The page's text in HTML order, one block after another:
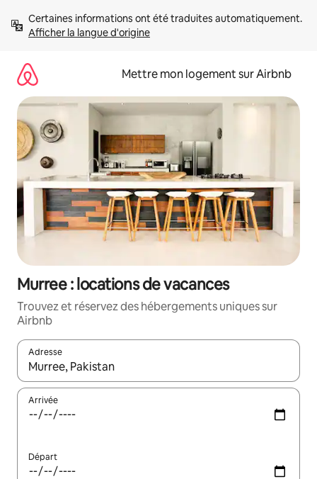
directement
Afficher la langue d'origine
Mettre mon logement sur Airbnb
Murree : locations de vacances
Trouvez et réservez des hébergements uniques sur
Airbnb
Adresse
Lorsque les résultats s'affichent, utilisez les flèches vers le
Arrivée
Départ